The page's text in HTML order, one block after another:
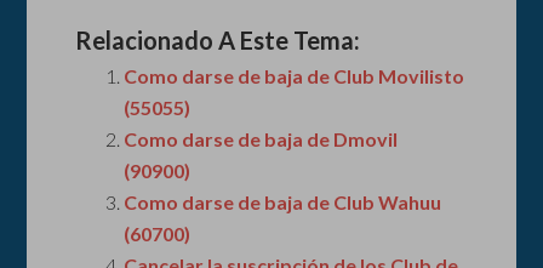
Relacionado A Este Tema:
Como darse de baja de Club Movilisto
(55055)
Como darse de baja de Dmovil
(90900)
Como darse de baja de Club Wahuu
(60700)